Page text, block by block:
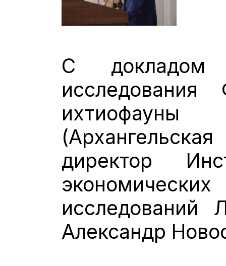
С докладом
директор
исследований
Александр